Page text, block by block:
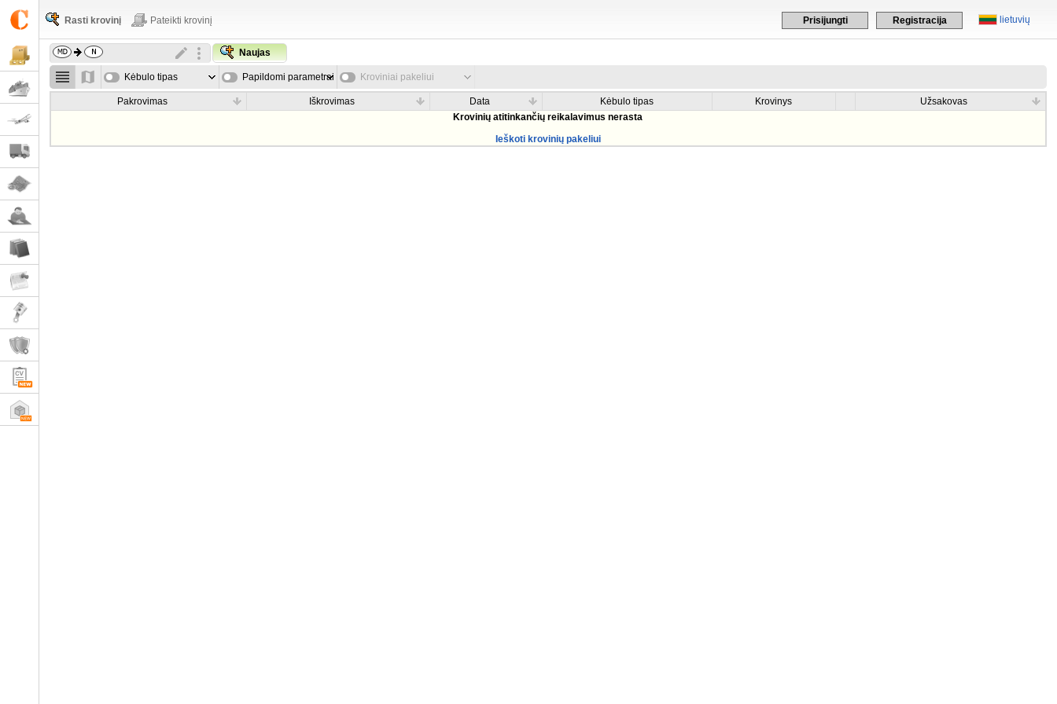
lietuvių
Prisijungti Registracija
Rasti krovinį Pateikti krovinį
Naujas
Kėbulo tipas Papildomi parametrai Kroviniai pakeliui
Pakrovimas Iškrovimas Data Kėbulo tipas Krovinys
Užsakovas
Krovinių atitinkančių reikalavimus nerasta
Ieškoti krovinių pakeliui